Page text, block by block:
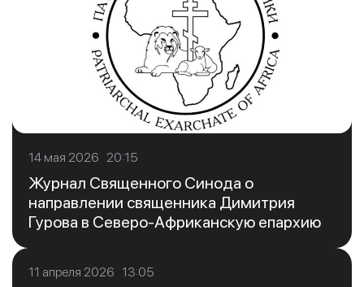
14 мая 2026 20:15
Журнал Священного Синода о
направлении священника Димитрия
Гурова в Северо-Африканскую епархию
11 апреля 2026 13:05